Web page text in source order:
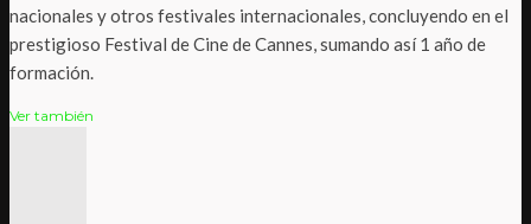
nacionales y otros festivales internacionales, concluyendo en el
prestigioso Festival de Cine de Cannes, sumando así 1 año de
formación.
Ver también